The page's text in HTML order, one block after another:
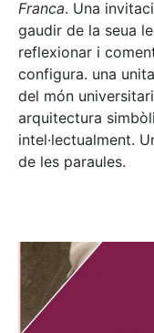
Franca. Una
gaudir de la seua
reflexionar i
configura. una
del món
arquitectura
intel·lectualment.
de les paraules.